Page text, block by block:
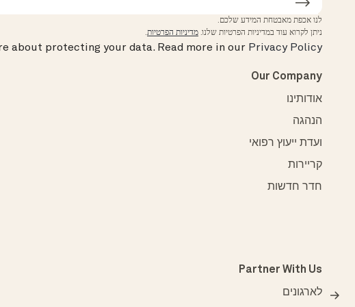
לנו אכפת מאבטחת המידע שלכם.
ניתן לקרוא עוד במדיניות הפרטיות שלנו. מדיניות הפרטיות.
about protecting your data. Read more in our Privacy Policy
Our Company
אודותינו
הנהגה
ועדת ייעוץ רפואי
קריירות
חדר חדשות
Partner With Us
לארגונים